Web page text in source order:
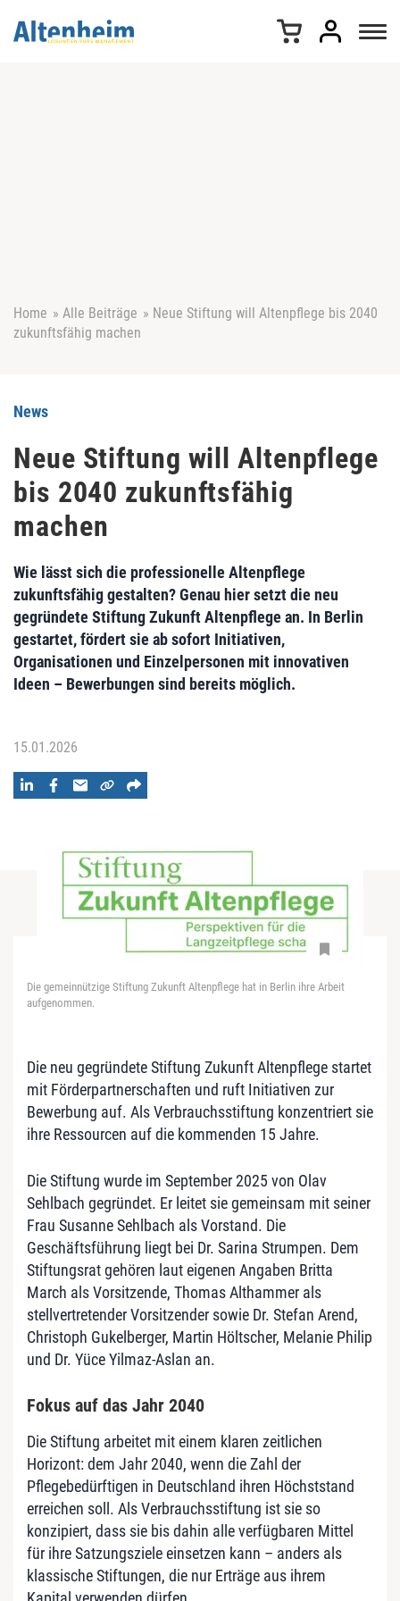
Home » Alle Beiträge » Neue Stiftung will Altenpflege bis 2040
zukunftsfähig machen
News
Neue Stiftung will Altenpflege
bis 2040 zukunftsfähig
machen
Wie lässt sich die professionelle Altenpflege
zukunftsfähig gestalten? Genau hier setzt die neu
gegründete Stiftung Zukunft Altenpflege an. In Berlin
gestartet, fördert sie ab sofort Initiativen,
Organisationen und Einzelpersonen mit innovativen
Ideen – Bewerbungen sind bereits möglich.
15.01.2026
Die gemeinnützige Stiftung Zukunft Altenpflege hat in Berlin ihre Arbeit
aufgenommen.
Die neu gegründete Stiftung Zukunft Altenpflege startet
mit Förderpartnerschaften und ruft Initiativen zur
Bewerbung auf. Als Verbrauchsstiftung konzentriert sie
ihre Ressourcen auf die kommenden 15 Jahre.
Die Stiftung wurde im September 2025 von Olav
Sehlbach gegründet. Er leitet sie gemeinsam mit seiner
Frau Susanne Sehlbach als Vorstand. Die
Geschäftsführung liegt bei Dr. Sarina Strumpen. Dem
Stiftungsrat gehören laut eigenen Angaben Britta
March als Vorsitzende, Thomas Althammer als
stellvertretender Vorsitzender sowie Dr. Stefan Arend,
Christoph Gukelberger, Martin Höltscher, Melanie Philip
und Dr. Yüce Yilmaz-Aslan an.
Fokus auf das Jahr 2040
Die Stiftung arbeitet mit einem klaren zeitlichen
Horizont: dem Jahr 2040, wenn die Zahl der
Pflegebedürftigen in Deutschland ihren Höchststand
erreichen soll. Als Verbrauchsstiftung ist sie so
konzipiert, dass sie bis dahin alle verfügbaren Mittel
für ihre Satzungsziele einsetzen kann – anders als
klassische Stiftungen, die nur Erträge aus ihrem